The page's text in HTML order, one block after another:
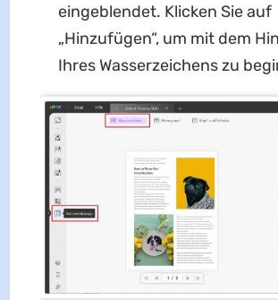
eingeblendet. Klicken Sie auf
„Hinzufügen“, um mit dem
Ihres Wasserzeichens zu